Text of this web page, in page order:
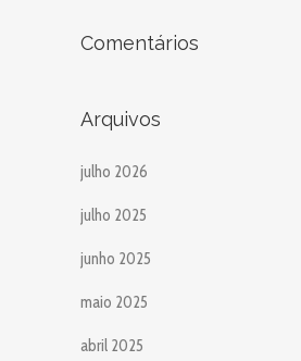
Comentários
Arquivos
julho 2026
julho 2025
junho 2025
maio 2025
abril 2025